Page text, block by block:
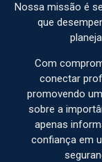
Nossa missão é
que
Com
conectar
promovendo
sobre a
apenas
confiança em